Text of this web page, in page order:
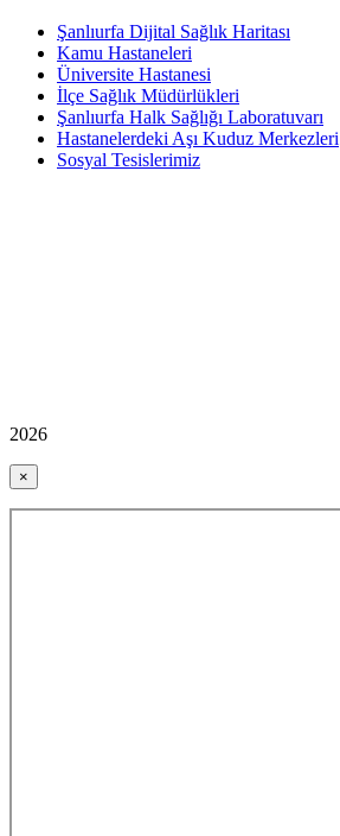
Şanlıurfa Dijital Sağlık Haritası
Kamu Hastaneleri
Üniversite Hastanesi
İlçe Sağlık Müdürlükleri
Şanlıurfa Halk Sağlığı Laboratuvarı
Hastanelerdeki Aşı Kuduz Merkezleri
Sosyal Tesislerimiz
2026
×